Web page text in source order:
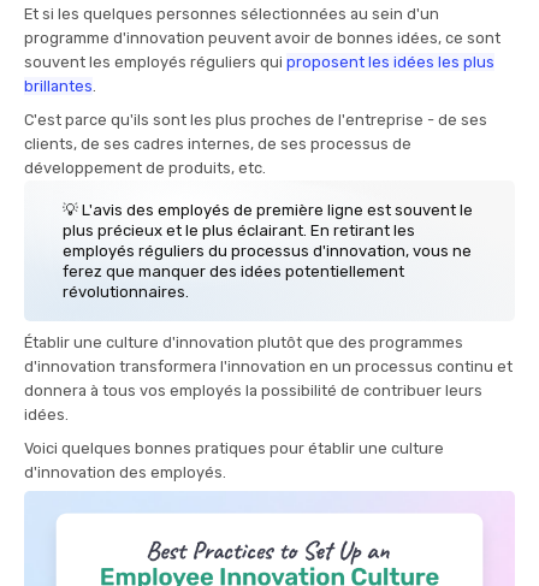
Et si les quelques personnes sélectionnées au sein d'un
programme d'innovation peuvent avoir de bonnes idées, ce sont
souvent les employés réguliers qui proposent les idées les plus
brillantes.
C'est parce qu'ils sont les plus proches de l'entreprise - de ses
clients, de ses cadres internes, de ses processus de
développement de produits, etc.
💡 L'avis des employés de première ligne est souvent le
plus précieux et le plus éclairant. En retirant les
employés réguliers du processus d'innovation, vous ne
ferez que manquer des idées potentiellement
révolutionnaires.
Établir une culture d'innovation plutôt que des programmes
d'innovation transformera l'innovation en un processus continu et
donnera à tous vos employés la possibilité de contribuer leurs
idées.
Voici quelques bonnes pratiques pour établir une culture
d'innovation des employés.